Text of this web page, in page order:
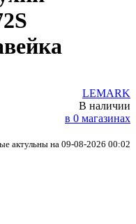
LEMARK
В наличии
в 0 магазинах
актульны на 09-08-2026 00:02